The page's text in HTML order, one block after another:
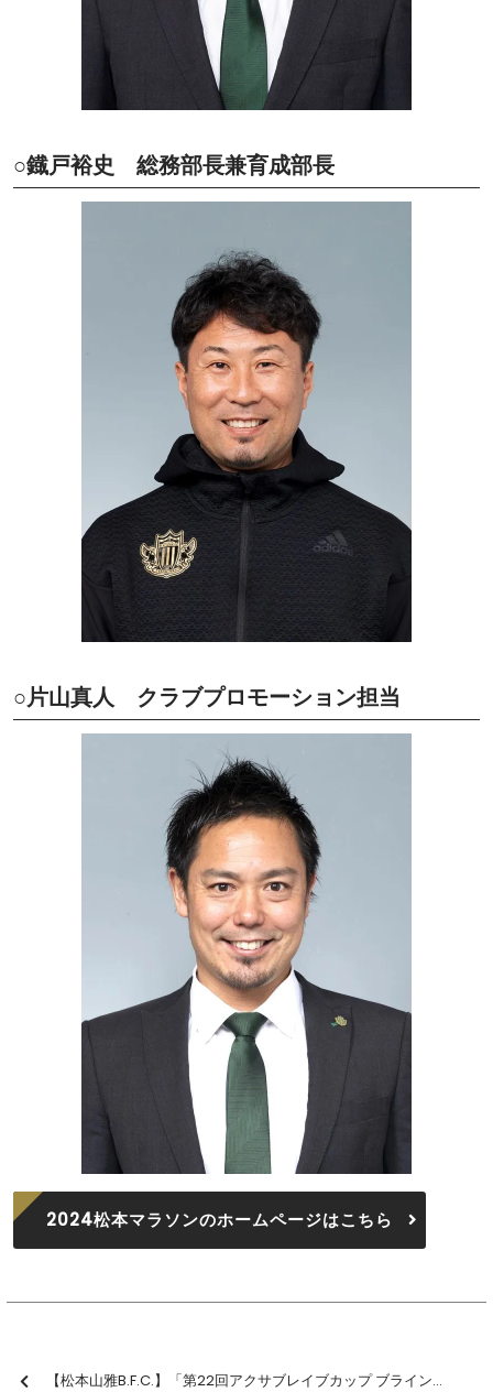
○鐡戸裕史 総務部長兼育成部長
○片山真人 クラブプロモーション担当
2024松本マラソンのホームページはこちら
【松本山雅B.F.C.】「第22回アクサブレイブカップ ブラインドサッカー日本選手権 予選ラウンド〈葛飾〉」に参加しました【報告】